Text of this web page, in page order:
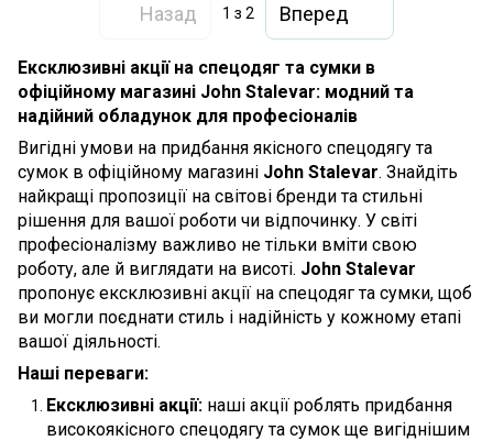
Назад 1 з 2 Вперед
Ексклюзивні акції на спецодяг та сумки в
офіційному магазині John Stalevar: модний та
надійний обладунок для професіоналів
Вигідні умови на придбання якісного спецодягу та
сумок в офіційному магазині John Stalevar. Знайдіть
найкращі пропозиції на світові бренди та стильні
рішення для вашої роботи чи відпочинку. У світі
професіоналізму важливо не тільки вміти свою
роботу, але й виглядати на висоті. John Stalevar
пропонує ексклюзивні акції на спецодяг та сумки, щоб
ви могли поєднати стиль і надійність у кожному етапі
вашої діяльності.
Наші переваги:
Ексклюзивні акції: наші акції роблять придбання
високоякісного спецодягу та сумок ще вигіднішим